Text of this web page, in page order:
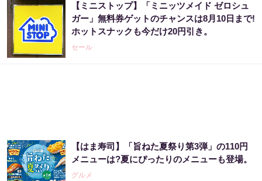
【ミニストップ】「ミニッツメイド ゼロシュ
ガー」無料券ゲットのチャンスは8月10日まで!
ホットスナックも今だけ20円引き。
セール
【はま寿司】「旨ねた夏祭り第3弾」の110円
メニューは?夏にぴったりのメニューも登場。
グルメ